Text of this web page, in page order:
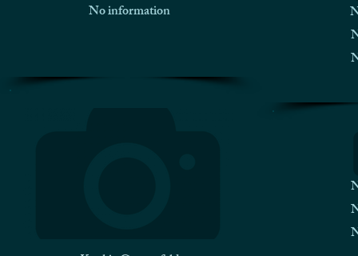
No information